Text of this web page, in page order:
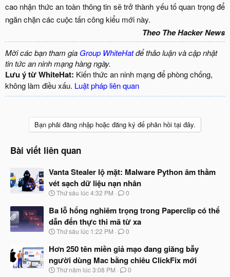
cao nhận thức an toàn thông tin sẽ trở thành yếu tố quan trọng để
ngăn chặn các cuộc tấn công kiểu mới này.​
Theo The Hacker News
Mời các bạn tham gia Group WhiteHatđể thảo luận và cập nhật
tin tức an ninh mạng hàng ngày.
Lưu ý từ WhiteHat: Kiến thức an ninh mạng để phòng chống,
không làm điều xấu. Luật pháp liên quan
Bạn phải đăng nhập hoặc đăng ký để phản hồi tại đây.
Bài viết liên quan
Vanta Stealer lộ mặt: Malware Python âm thầm
vét sạch dữ liệu nạn nhân
N
à
y
b
ắ
đ
ầ
u
Thứ sáu lúc 4:32 PM 0
Ba lỗ hổng nghiêm trọng trong Paperclip có thể
dẫn đến thực thi mã từ xa
N
à
b
ắ
Thứ sáu lúc 1:22 PM 0
Hơn 250 tên miền giả mạo đang giăng bẫy
người dùng Mac bằng chiêu ClickFix mới
N
Thứ năm lúc 3:08 PM 0